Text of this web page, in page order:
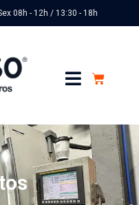
08h - 12h / 13:30 - 18h